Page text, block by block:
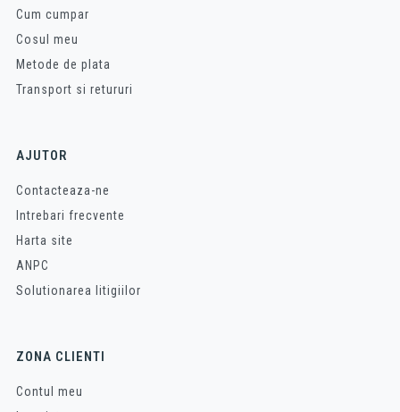
Cum cumpar
Cosul meu
Metode de plata
Transport si retururi
AJUTOR
Contacteaza-ne
Intrebari frecvente
Harta site
ANPC
Solutionarea litigiilor
ZONA CLIENTI
Contul meu